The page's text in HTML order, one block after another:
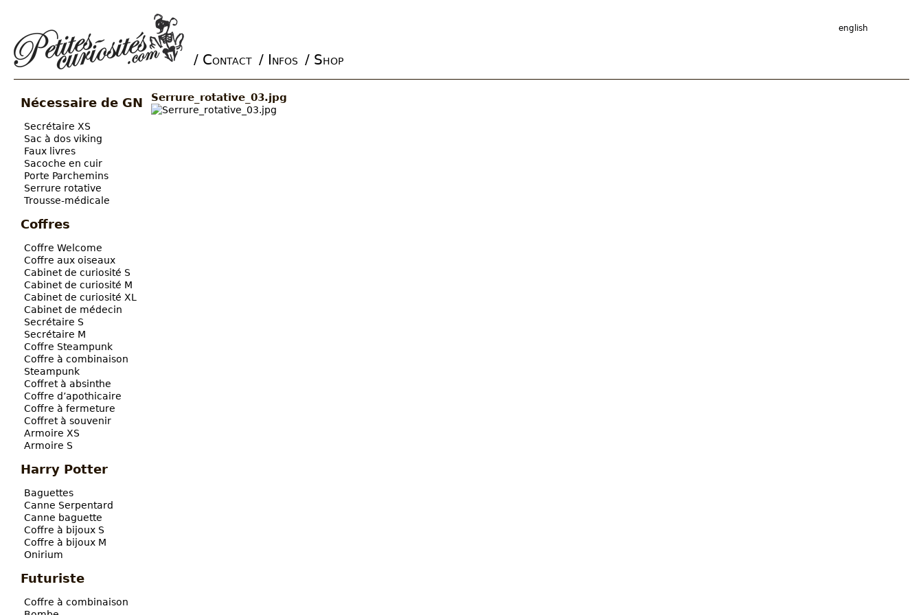
/ Contact / Infos / Shop
english
Serrure_rotative_03.jpg
Nécessaire de GN
Secrétaire XS
Sac à dos viking
Faux livres
Sacoche en cuir
Porte Parchemins
Serrure rotative
Trousse-médicale
Coffres
Coffre Welcome
Coffre aux oiseaux
Cabinet de curiosité S
Cabinet de curiosité M
Cabinet de curiosité XL
Cabinet de médecin
Secrétaire S
Secrétaire M
Coffre Steampunk
Coffre à combinaison
Steampunk
Coffret à absinthe
Coffre d’apothicaire
Coffre à fermeture
Coffret à souvenir
Armoire XS
Armoire S
Harry Potter
Baguettes
Canne Serpentard
Canne baguette
Coffre à bijoux S
Coffre à bijoux M
Onirium
Futuriste
Coffre à combinaison